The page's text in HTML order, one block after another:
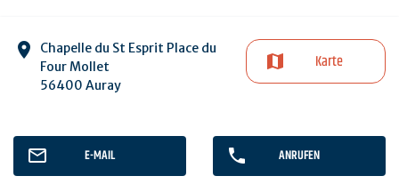
Chapelle du St Esprit Place du
Four Mollet
56400 Auray
Karte
E-MAIL ANRUFEN